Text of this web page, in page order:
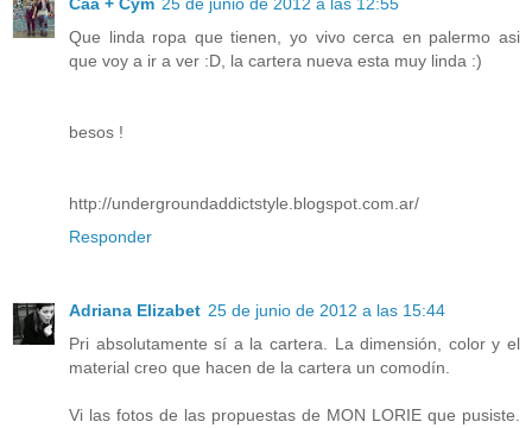
Caa + Cym 25 de junio de 2012 a las 12:55
Que linda ropa que tienen, yo vivo cerca en palermo asi
que voy a ir a ver :D, la cartera nueva esta muy linda :)
besos !
http://undergroundaddictstyle.blogspot.com.ar/
Responder
Adriana Elizabet 25 de junio de 2012 a las 15:44
Pri absolutamente sí a la cartera. La dimensión, color y el
material creo que hacen de la cartera un comodín.
Vi las fotos de las propuestas de MON LORIE que pusiste.